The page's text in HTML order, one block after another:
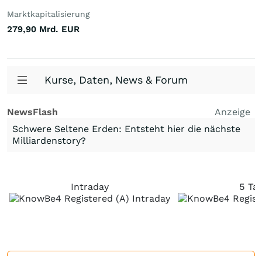
Marktkapitalisierung
279,90 Mrd. EUR
Kurse, Daten, News & Forum
NewsFlash
Anzeige
Schwere Seltene Erden: Entsteht hier die nächste
Milliardenstory?
Intraday 5